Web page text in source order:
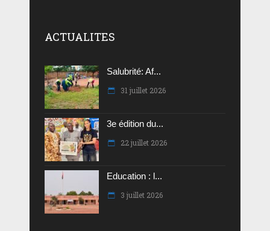
ACTUALITES
Salubrité: Af...
31 juillet 2026
3e édition du...
22 juillet 2026
Education : l...
3 juillet 2026